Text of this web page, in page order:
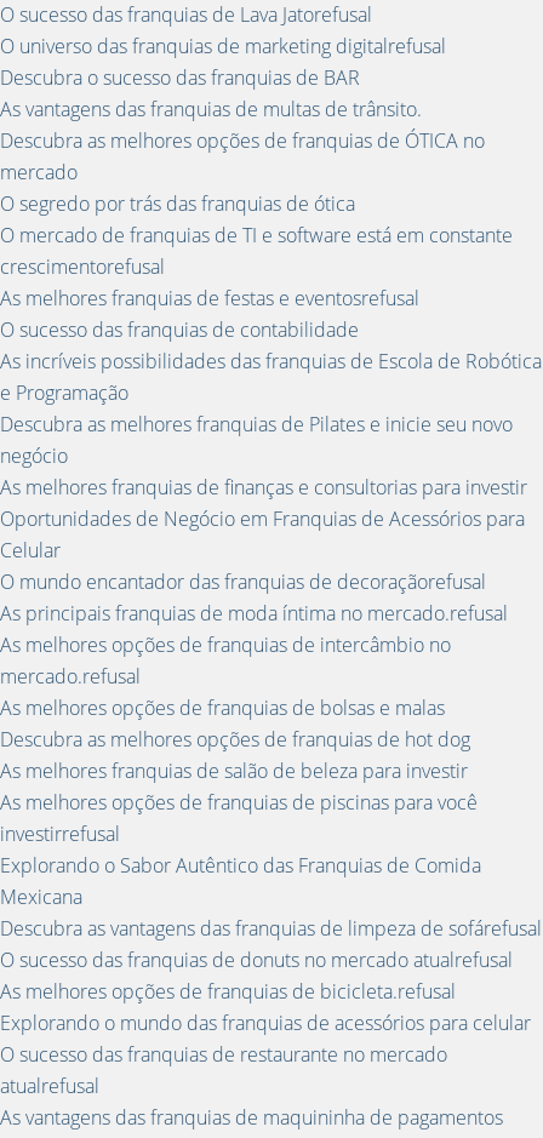
O sucesso das franquias de Lava Jatorefusal
O universo das franquias de marketing digitalrefusal
Descubra o sucesso das franquias de BAR
As vantagens das franquias de multas de trânsito.
Descubra as melhores opções de franquias de ÓTICA no
mercado
O segredo por trás das franquias de ótica
O mercado de franquias de TI e software está em constante
crescimentorefusal
As melhores franquias de festas e eventosrefusal
O sucesso das franquias de contabilidade
As incríveis possibilidades das franquias de Escola de Robótica
e Programação
Descubra as melhores franquias de Pilates e inicie seu novo
negócio
As melhores franquias de finanças e consultorias para investir
Oportunidades de Negócio em Franquias de Acessórios para
Celular
O mundo encantador das franquias de decoraçãorefusal
As principais franquias de moda íntima no mercado.refusal
As melhores opções de franquias de intercâmbio no
mercado.refusal
As melhores opções de franquias de bolsas e malas
Descubra as melhores opções de franquias de hot dog
As melhores franquias de salão de beleza para investir
As melhores opções de franquias de piscinas para você
investirrefusal
Explorando o Sabor Autêntico das Franquias de Comida
Mexicana
Descubra as vantagens das franquias de limpeza de sofárefusal
O sucesso das franquias de donuts no mercado atualrefusal
As melhores opções de franquias de bicicleta.refusal
Explorando o mundo das franquias de acessórios para celular
O sucesso das franquias de restaurante no mercado
atualrefusal
As vantagens das franquias de maquininha de pagamentos